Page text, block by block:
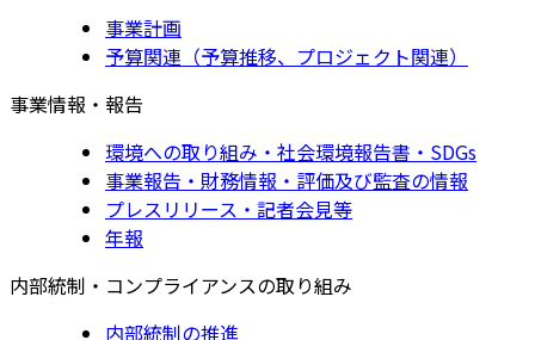
事業計画
予算関連（予算推移、プロジェクト関連）
事業情報・報告
環境への取り組み・社会環境報告書・SDGs
事業報告・財務情報・評価及び監査の情報
プレスリリース・記者会見等
年報
内部統制・コンプライアンスの取り組み
内部統制の推進